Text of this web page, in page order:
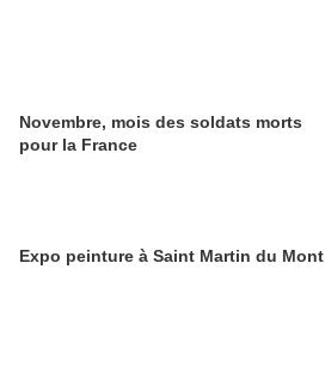
Novembre, mois des soldats morts
pour la France
Expo peinture à Saint Martin du Mont